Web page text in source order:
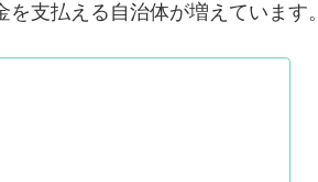
支払える自治体が増えています。